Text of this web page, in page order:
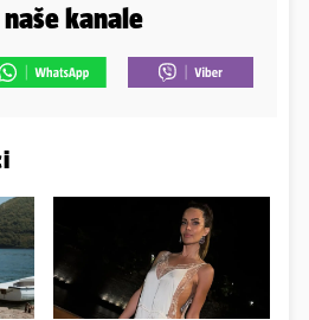
kanale